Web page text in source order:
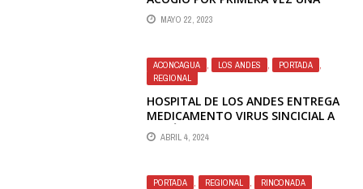
SESIÓN DE LA ASOCIACIÓN
NACIONAL DE CIUDADES PUERTO
MAYO 22, 2023
ACONCAGUA , LOS ANDES , PORTADA
,
REGIONAL
HOSPITAL DE LOS ANDES ENTREGA
MEDICAMENTO VIRUS SINCICIAL A
RECIÉN NACIDOS
ABRIL 4, 2024
PORTADA REGIONAL RINCONADA